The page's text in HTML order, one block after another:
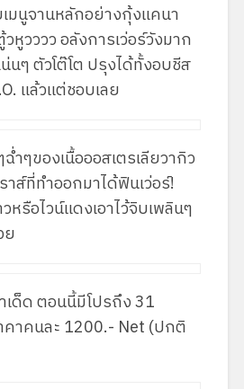
มนูจานหลักอย่างกุ้งแคนา
หูวววว อลังการเว่อร์วังมาก
นๆ ตัวโต๊โต ปรุงได้ทั้งอบชีส
แล้วแต่ชอบเลย
ำๆของเนื้อออสเตรเลียวากิว
ส์ที่ทำออกมาได้ฟินเว่อร์!
รือไวน์แดงเอาไว้จิบเพลินๆ
ย
ด็ด ตอนนี้มีโปรถึง 31
าคนละ 1200.- Net (ปกติ